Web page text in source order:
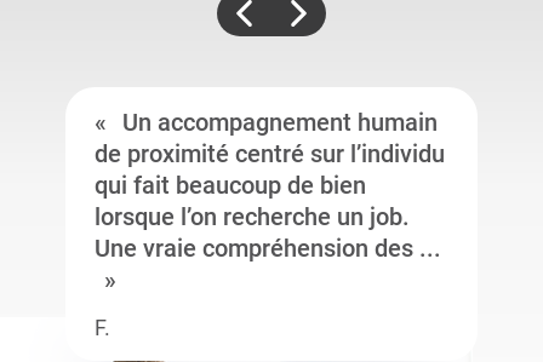
Un accompagnement humain
de proximité centré sur l’individu
qui fait beaucoup de bien
lorsque l’on recherche un job.
Une vraie compréhension des ...
F.